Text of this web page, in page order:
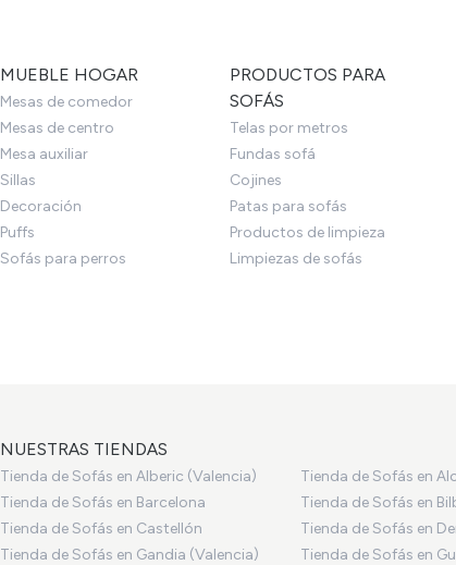
MUEBLE HOGAR
Mesas de comedor
Mesas de centro
Mesa auxiliar
Sillas
Decoración
Puffs
Sofás para perros
PRODUCTOS PARA
SOFÁS
Telas por metros
Fundas sofá
Cojines
Patas para sofás
Productos de limpieza
Limpiezas de sofás
NUESTRAS TIENDAS
Tienda de Sofás en Alberic (Valencia) Tienda de Sofás en
Tienda de Sofás en Barcelona
Tienda de Sofás en
Tienda de Sofás en Castellón
Tienda de Sofás en
Tienda de Sofás en Gandia (Valencia)
Tienda de Sofás en